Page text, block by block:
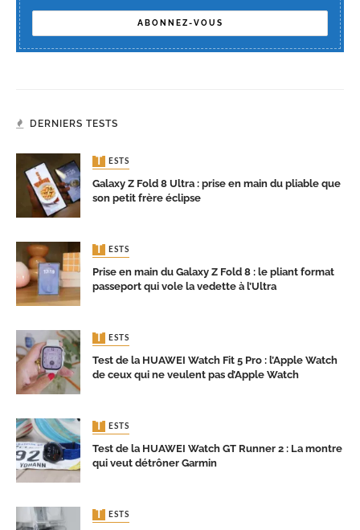
DERNIERS TESTS
TESTS
Galaxy Z Fold 8 Ultra : prise en main du pliable que
son petit frère éclipse
TESTS
Prise en main du Galaxy Z Fold 8 : le pliant format
passeport qui vole la vedette à l’Ultra
TESTS
Test de la HUAWEI Watch Fit 5 Pro : l’Apple Watch
de ceux qui ne veulent pas d’Apple Watch
TESTS
Test de la HUAWEI Watch GT Runner 2 : La montre
qui veut détrôner Garmin
TESTS